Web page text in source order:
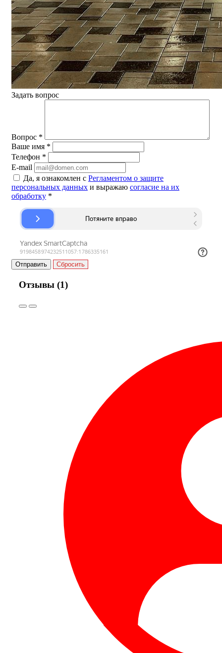
Задать вопрос
Вопрос *
Ваше имя *
Телефон *
E-mail
Да, я ознакомлен с Регламентом о защите
персональных данных и выражаю согласие на их
обработку *
Сбросить
Отзывы (1)